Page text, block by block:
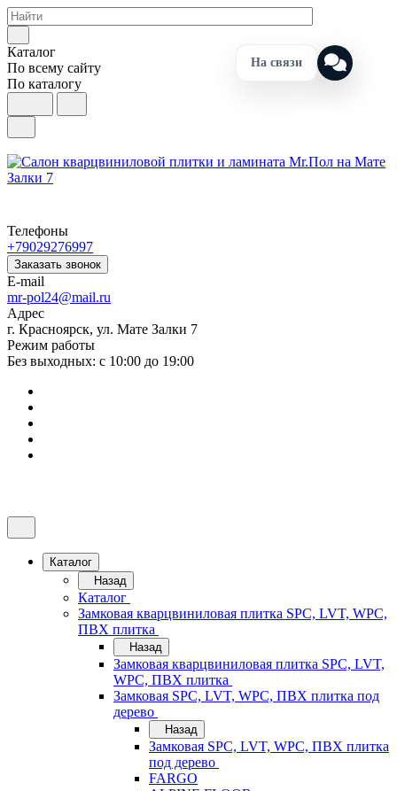
Каталог
По всему сайту
По каталогу
Телефоны
+79029276997
Заказать звонок
E-mail
mr-pol24@mail.ru
Адрес
г. Красноярск, ул. Мате Залки 7
Режим работы
Без выходных: с 10:00 до 19:00
Каталог
Назад
Каталог
Замковая кварцвиниловая плитка SPC, LVT, WPC,
ПВХ плитка
Назад
Замковая кварцвиниловая плитка SPC, LVT,
WPC, ПВХ плитка
Замковая SPC, LVT, WPC, ПВХ плитка под
дерево
Назад
Замковая SPC, LVT, WPC, ПВХ плитка
под дерево
FARGO
На связи